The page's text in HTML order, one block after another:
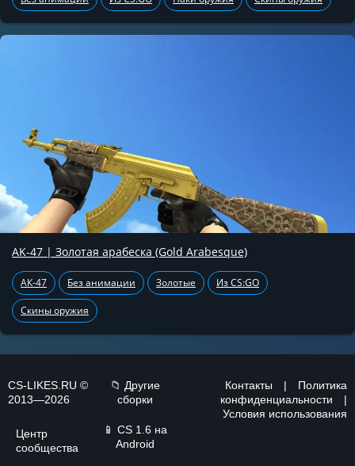
AK-47 | Золотая арабеска (Gold Arabesque)
АК-47 Без анимации Золотые Из CS:GO
Скины оружия
CS-LIKES.RU ©
2013—2026
Центр
сообщества
📁 Другие
сборки
📱 CS 1.6 на
Android
Контакты |
Политика
конфиденциальности
|
Условия использования